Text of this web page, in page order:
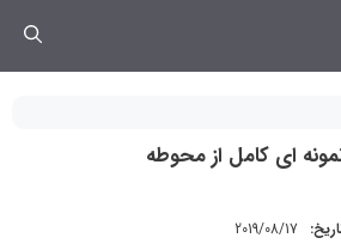
ای كامل از محوطه
2019/08/17